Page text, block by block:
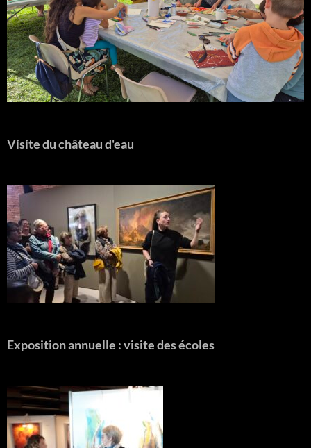
Visite du château d'eau
Exposition annuelle : visite des écoles